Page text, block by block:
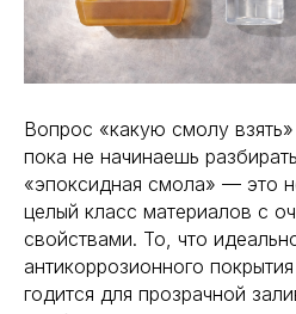
Вопрос «какую смолу
пока не начинаешь
«эпоксидная смола» — это
целый класс материалов с
свойствами. То, что
антикоррозионного
годится для прозрачной